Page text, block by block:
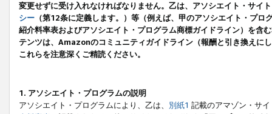
変更せずに受け入れなければなりません。乙は、アソシエイト・サイ
シー （第12条に定義します。）等（例えば、甲のアソシエイト・プ
紹介料率表およびアソシエイト・プログラム商標ガイドライン）を
テンツは、Amazonのコミュニティガイドライン（報酬と引き換えに
これらを注意深くご精読ください。
1. アソシエイト・プログラムの説明
アソシエイト・プログラムにより、乙は、 別紙1 記載のアマゾン・サ